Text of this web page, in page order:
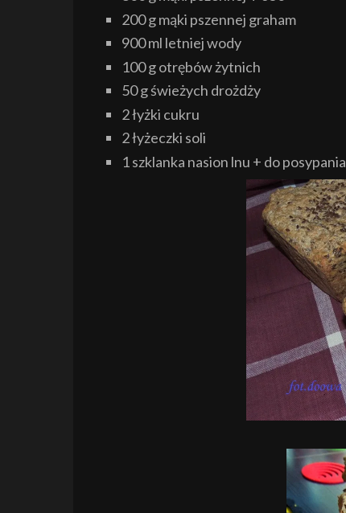
200 g mąki pszennej graham
900 ml letniej wody
100 g otrębów żytnich
50 g świeżych drożdży
2 łyżki cukru
2 łyżeczki soli
1 szklanka nasion lnu + do posypania